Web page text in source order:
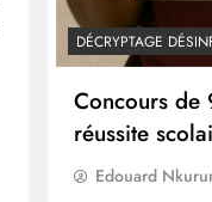
DÉCRYPTAGE
Concours de
réussite
Edouard